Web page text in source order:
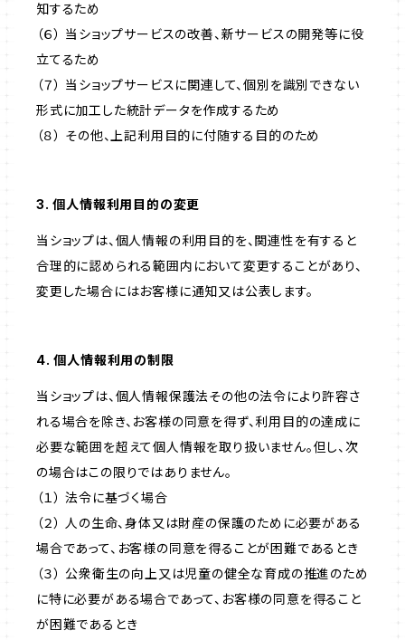
知するため
（６） 当ショップサービスの改善、新サービスの開発等に役
立てるため
（７） 当ショップサービスに関連して、個別を識別できない
形式に加工した統計データを作成するため
（８） その他、上記利用目的に付随する目的のため
3. 個人情報利用目的の変更
当ショップは、個人情報の利用目的を、関連性を有すると
合理的に認められる範囲内において変更することがあり、
変更した場合にはお客様に通知又は公表します。
4. 個人情報利用の制限
当ショップは、個人情報保護法その他の法令により許容さ
れる場合を除き、お客様の同意を得ず、利用目的の達成に
必要な範囲を超えて個人情報を取り扱いません。但し、次
の場合はこの限りではありません。
（１） 法令に基づく場合
（２） 人の生命、身体又は財産の保護のために必要がある
場合であって、お客様の同意を得ることが困難であるとき
（３） 公衆衛生の向上又は児童の健全な育成の推進のため
に特に必要がある場合であって、お客様の同意を得ること
が困難であるとき